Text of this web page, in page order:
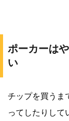
ポーカーは
い
チップを買うま
ってしたりして